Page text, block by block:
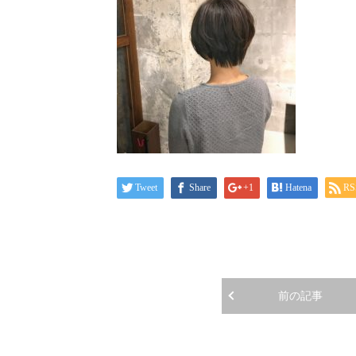
Tweet Share +1 Hatena
前の記事